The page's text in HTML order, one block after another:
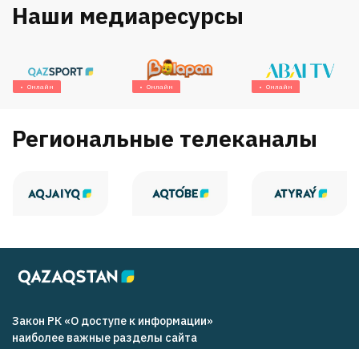
Наши медиаресурсы
Онлайн Онлайн Онлайн
Региональные телеканалы
Закон РК «О доступе к информации»
наиболее важные разделы сайта